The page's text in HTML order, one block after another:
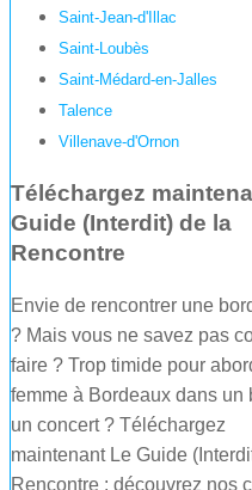
Saint-Jean-d'Illac
Saint-Loubès
Saint-Médard-en-Jalles
Talence
Villenave-d'Ornon
Téléchargez
Guide (Interdit) de la
Rencontre
Envie de rencontrer une
? Mais vous ne savez pas
faire ? Trop timide pour
femme à Bordeaux dans un
un concert ? Téléchargez
maintenant Le Guide
Rencontre : découvrez nos